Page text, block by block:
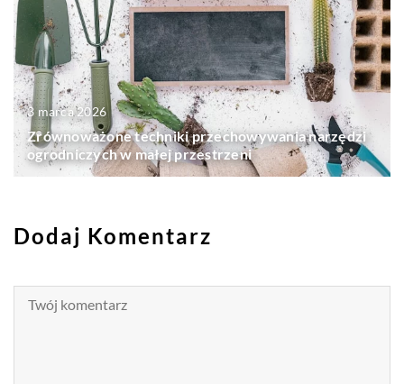
3 marca 2026
Zrównoważone techniki przechowywania narzędzi
ogrodniczych w małej przestrzeni
Dodaj Komentarz